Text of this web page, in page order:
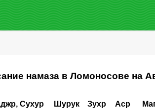
намаза в Ломоносове на
Сухур Шурук Зухр Аср